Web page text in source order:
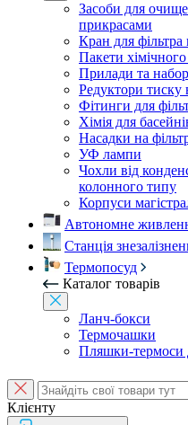
Засоби для
прикрасами
Кран для фільтра
Пакети
Прилади та
Редуктори тиску
Фітинги для
Хімія для
Насадки на
УФ лампи
Чохли від
колонного типу
Корпуси
Автономне
Станція
Термопосуд
Каталог товарів
Ланч-бокси
Термочашки
Пляшки-термоси
Клієнту